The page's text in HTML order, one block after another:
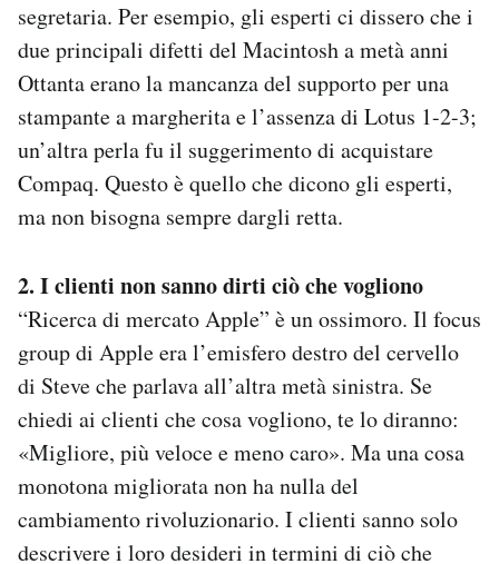
segretaria. Per esempio, gli esperti ci dissero che i
due principali difetti del Macintosh a metà anni
Ottanta erano la mancanza del supporto per una
stampante a margherita e l’assenza di Lotus 1-2-3;
un’altra perla fu il suggerimento di acquistare
Compaq. Questo è quello che dicono gli esperti,
ma non bisogna sempre dargli retta.
2. I clienti non sanno dirti ciò che vogliono
“Ricerca di mercato Apple” è un ossimoro. Il focus
group di Apple era l’emisfero destro del cervello
di Steve che parlava all’altra metà sinistra. Se
chiedi ai clienti che cosa vogliono, te lo diranno:
«Migliore, più veloce e meno caro». Ma una cosa
monotona migliorata non ha nulla del
cambiamento rivoluzionario. I clienti sanno solo
descrivere i loro desideri in termini di ciò che